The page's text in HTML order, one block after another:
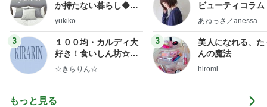
か持たない暮らし◆Ke
ep Life Simple◆〜イ
yukiko
3
１００均・カルディ大
好き！食いしん坊☆き
らりん☆のブログ
☆きらりん☆
ビューティコラ
little
あねっさ／anessa
3
美人になれる、た
んの魔法
hiromi
もっと見る